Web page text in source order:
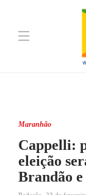
Maranhão
Cappelli:
eleição
Brandão